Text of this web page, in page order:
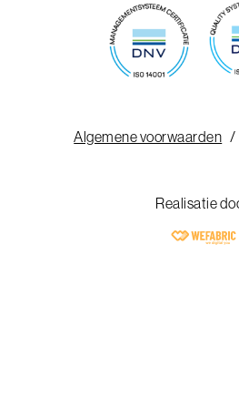
Algemene voorwaarden
Realisatie